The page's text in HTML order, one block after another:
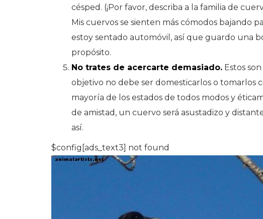
césped. (¡Por favor, describa a la familia de
Mis cuervos se sienten más cómodos bajando
estoy sentado automóvil, así que guardo una
propósito.
No trates de acercarte demasiado. Estos
objetivo no debe ser domesticarlos o tomarlos
mayoría de los estados de todos modos y
de amistad, un cuervo será asustadizo y
así.
$config[ads_text3] not found